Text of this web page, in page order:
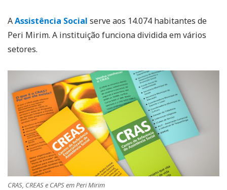
AAssistência Social serve aos 14.074 habitantes de
Peri Mirim. A instituição funciona dividida em vários
setores.
CRAS, CREAS e CAPS em Peri Mirim